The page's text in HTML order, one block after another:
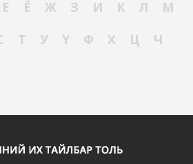
Е Ё Ж З И К Л
М
Т У Ү Ф Х Ц
Ч